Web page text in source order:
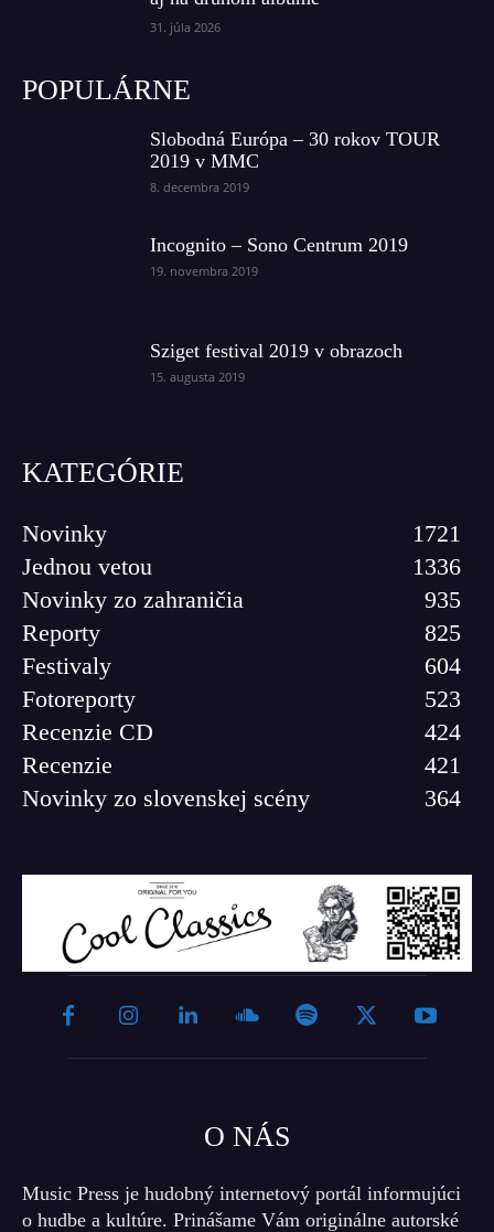
31. júla 2026
POPULÁRNE
Slobodná Európa – 30 rokov TOUR
2019 v MMC
8. decembra 2019
Incognito – Sono Centrum 2019
19. novembra 2019
Sziget festival 2019 v obrazoch
15. augusta 2019
KATEGÓRIE
Novinky
1721
Jednou vetou
1336
Novinky zo zahraničia
935
Reporty
825
Festivaly
604
Fotoreporty
523
Recenzie CD
424
Recenzie
421
Novinky zo slovenskej scény
364
O NÁS
Music Press je hudobný internetový portál informujúci
o hudbe a kultúre. Prinášame Vám originálne autorské